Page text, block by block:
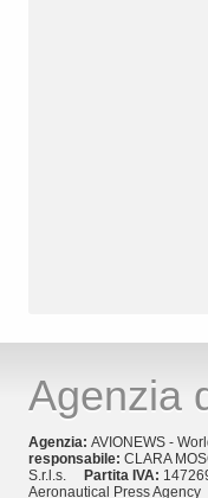
Agenzia
Agenzia: AVIONEWS -
responsabile: CLARA
S.r.l.s. Partita IVA:
Aeronautical Press Agency